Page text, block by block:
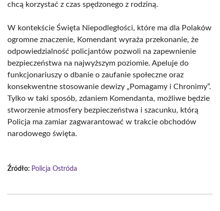
chcą korzystać z czas spędzonego z rodziną.
W kontekście Święta Niepodległości, które ma dla Polaków
ogromne znaczenie, Komendant wyraża przekonanie, że
odpowiedzialność policjantów pozwoli na zapewnienie
bezpieczeństwa na najwyższym poziomie. Apeluje do
funkcjonariuszy o dbanie o zaufanie społeczne oraz
konsekwentne stosowanie dewizy „Pomagamy i Chronimy”.
Tylko w taki sposób, zdaniem Komendanta, możliwe będzie
stworzenie atmosfery bezpieczeństwa i szacunku, którą
Policja ma zamiar zagwarantować w trakcie obchodów
narodowego święta.
Źródło: Policja Ostróda